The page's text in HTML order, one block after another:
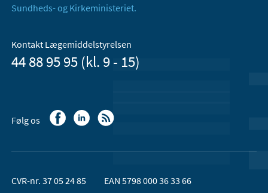
Sundheds- og Kirkeministeriet.
Kontakt Lægemiddelstyrelsen
44 88 95 95 (kl. 9 - 15)
Følg os
CVR-nr. 37 05 24 85 EAN 5798 000 36 33 66